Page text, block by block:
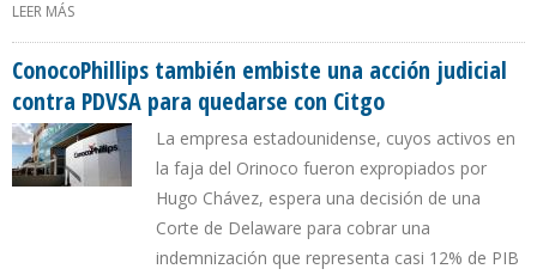
LEER MÁS
ConocoPhillips también embiste una acción judicial
contra PDVSA para quedarse con Citgo
La empresa estadounidense, cuyos activos en
la faja del Orinoco fueron expropiados por
Hugo Chávez, espera una decisión de una
Corte de Delaware para cobrar una
indemnización que representa casi 12% de PIB